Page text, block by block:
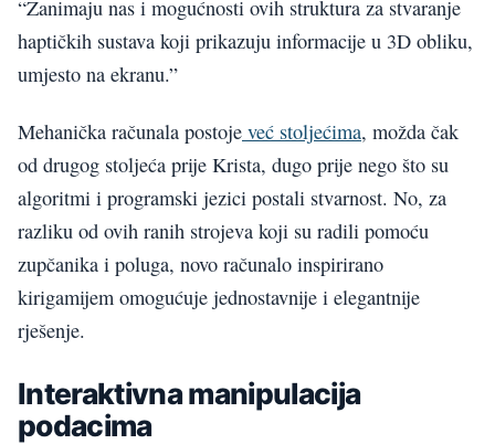
“Zanimaju nas i mogućnosti ovih struktura za stvaranje
haptičkih sustava koji prikazuju informacije u 3D obliku,
umjesto na ekranu.”
Mehanička računala postoje već stoljećima, možda čak
od drugog stoljeća prije Krista, dugo prije nego što su
algoritmi i programski jezici postali stvarnost. No, za
razliku od ovih ranih strojeva koji su radili pomoću
zupčanika i poluga, novo računalo inspirirano
kirigamijem omogućuje jednostavnije i elegantnije
rješenje.
Interaktivna manipulacija
podacima